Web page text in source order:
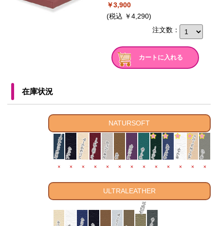
￥3,900
(税込 ￥4,290)
注文数：
カートに入れる
在庫状況
NATURSOFT
ULTRALEATHER